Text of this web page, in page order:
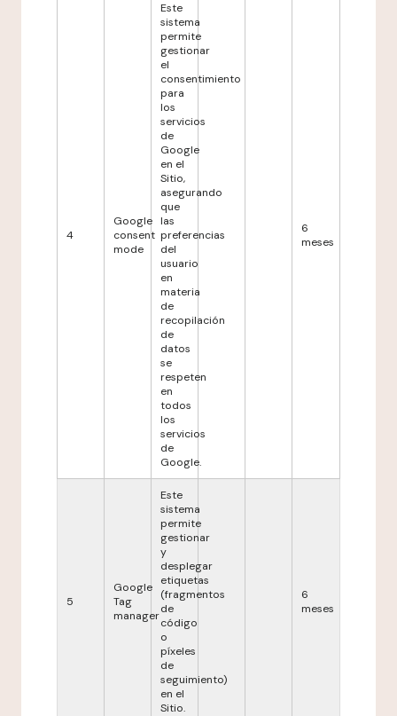
4
Google
consent
mode
Este
sistema
permite
gestionar
el
consentimiento
para
los
servicios
de
Google
en el
Sitio,
asegurando
que
las
preferencias
del
usuario
en
materia
de
recopilación
de
datos
se
respeten
en
todos
los
servicios
de
Google.
6
meses
5
Google
Tag
manager
Este
sistema
permite
gestionar
y
desplegar
etiquetas
(fragmentos
de
código
o
píxeles
de
seguimiento)
en el
Sitio.
6
meses